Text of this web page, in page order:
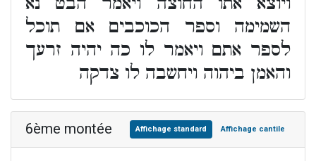
השמימה וספר הכוכבים אם תוכל
לספר אתם ויאמר לו כה יהיה זרעך
והאמן ביהוה ויחשבה לו צדקה
6ème montée Affichage standard Affichage cantile